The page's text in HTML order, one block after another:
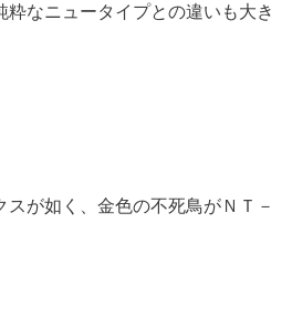
粋なニュータイプとの違いも大き
が如く、金色の不死鳥がＮＴ－